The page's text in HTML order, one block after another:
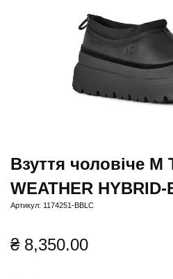
Взуття чоловіче M
WEATHER HYBRID-
Артикул: 1174251-BBLC
₴8,350.00